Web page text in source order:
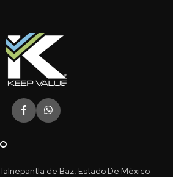
de Baz, Estado De México